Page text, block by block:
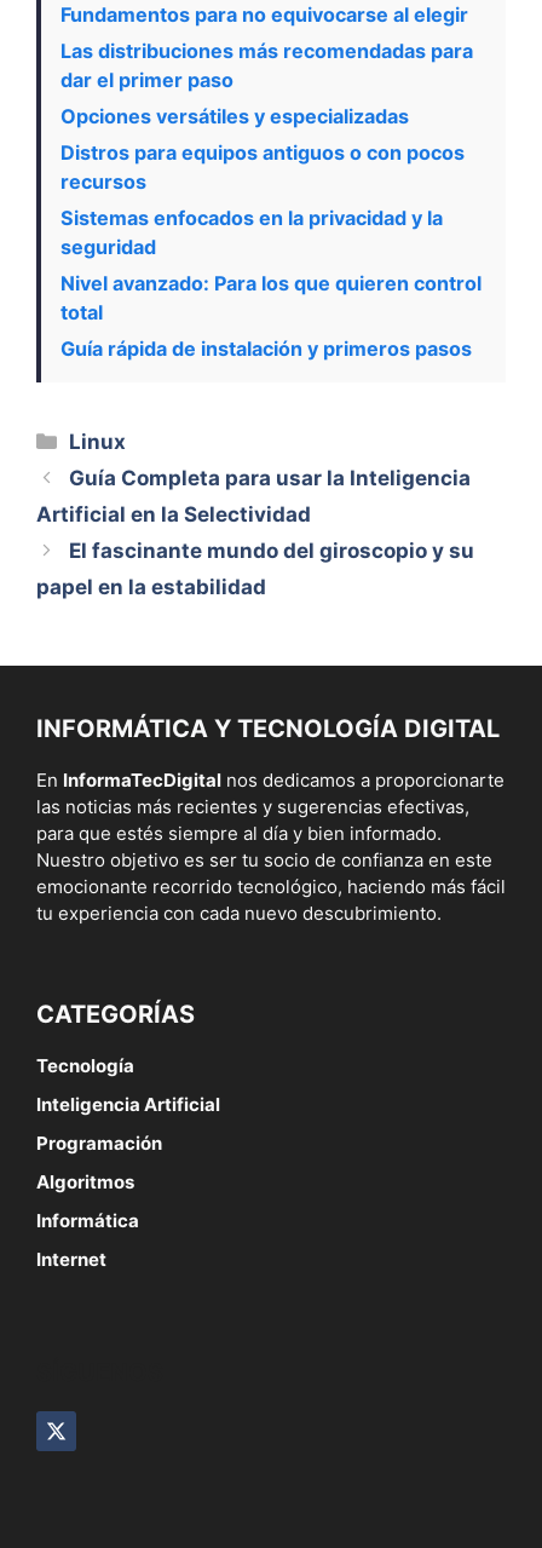
Fundamentos para no equivocarse al elegir
Las distribuciones más recomendadas para
dar el primer paso
Opciones versátiles y especializadas
Distros para equipos antiguos o con pocos
recursos
Sistemas enfocados en la privacidad y la
seguridad
Nivel avanzado: Para los que quieren control
total
Guía rápida de instalación y primeros pasos
Categorías
Linux
Guía Completa para usar la Inteligencia
Artificial en la Selectividad
El fascinante mundo del giroscopio y su
papel en la estabilidad
INFORMÁTICA Y TECNOLOGÍA DIGITAL
En InformaTecDigital nos dedicamos a proporcionarte
las noticias más recientes y sugerencias efectivas,
para que estés siempre al día y bien informado.
Nuestro objetivo es ser tu socio de confianza en este
emocionante recorrido tecnológico, haciendo más fácil
tu experiencia con cada nuevo descubrimiento.
CATEGORÍAS
Tecnología
Inteligencia Artificial
Programación
Algoritmos
Informática
Internet